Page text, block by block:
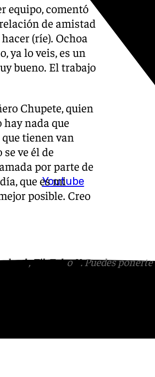
Youtube
equipo, comentó
de amistad
(ríe). Ochoa
ya lo veis, es un
bueno. El trabajo
Chupete, quien
hay nada que
tienen van
ve él de
por parte de
que es mi
posible. Creo
,Tik TokoX. Puedes